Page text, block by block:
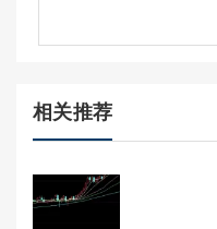
相关推荐